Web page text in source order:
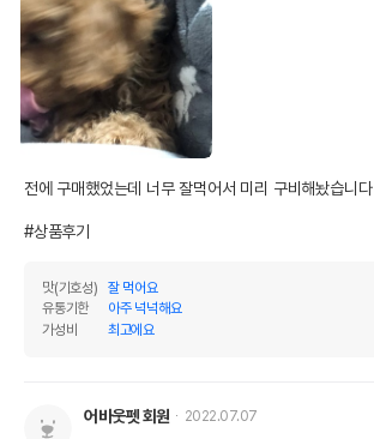
전에 구매했었는데 너무 잘먹어서 미리 구비해놨습니다
#상품후기
맛(기호성)
잘 먹어요
유통기한
아주 넉넉해요
가성비
최고에요
어바웃펫 회원 2022.07.07